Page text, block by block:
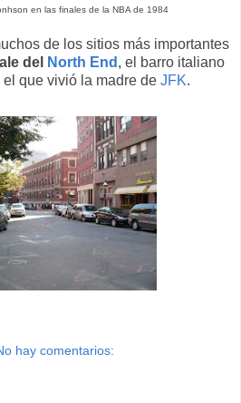
en las finales de la NBA de 1984
de los sitios más importantes
del North End , el barro italiano
el que vivió la madre de JFK.
hay comentarios: